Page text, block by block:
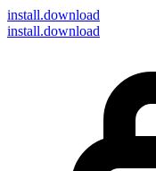
install.download
install.download